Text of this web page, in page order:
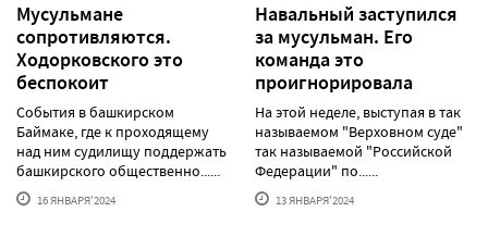
Мусульмане
сопротивляются.
Ходорковского это
беспокоит
События в башкирском
Баймаке, где к проходящему
над ним судилищу поддержать
башкирского общественно......
16 ЯНВАРЯ'2024
Навальный заступился
за мусульман. Его
команда это
проигнорировала
На этой неделе, выступая в так
называемом "Верховном суде"
так называемой "Российской
Федерации" по......
13 ЯНВАРЯ'2024